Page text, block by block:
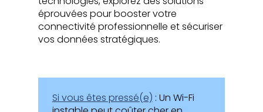
éprouvées pour booster votre
connectivité professionnelle et sécuriser
vos données stratégiques.
Si vous êtes pressé(e) : Un Wi-Fi